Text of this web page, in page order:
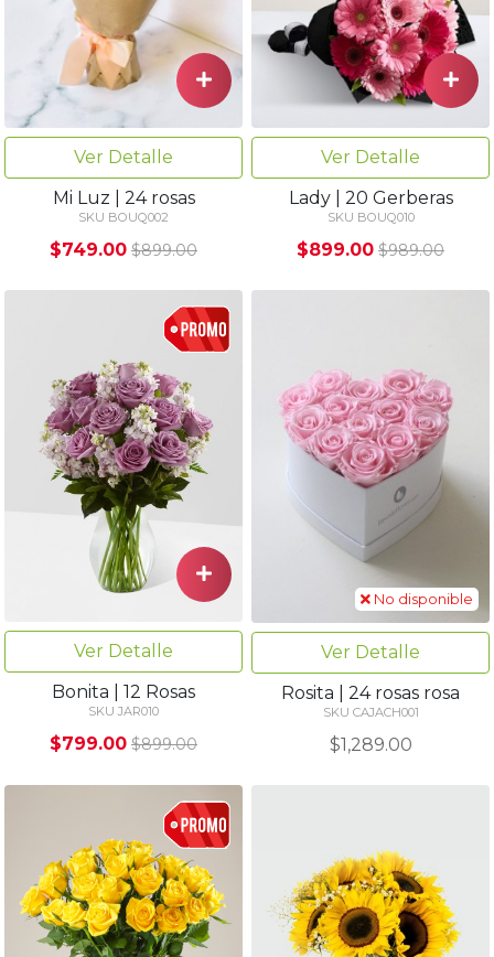
Ver Detalle
Mi Luz | 24 rosas
SKU BOUQ002
$749.00 $899.00
Ver Detalle
Lady | 20 Gerberas
SKU BOUQ010
$899.00 $989.00
Ver Detalle
Bonita | 12 Rosas
SKU JAR010
$799.00 $899.00
No disponible
Ver Detalle
Rosita | 24 rosas rosa
SKU CAJACH001
$1,289.00